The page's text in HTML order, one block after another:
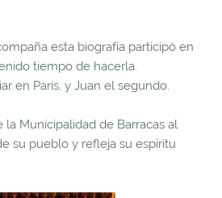
esta biografía participó en
tiempo de hacerla.
en Paris, y Juan el segundo.
Municipalidad de Barracas al
su pueblo y refleja su espíritu